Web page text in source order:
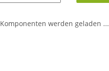
Komponenten werden geladen ...